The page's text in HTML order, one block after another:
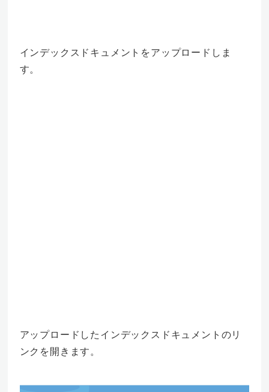
インデックスドキュメントをアップロードしま
す。
アップロードしたインデックスドキュメントのリ
ンクを開きます。